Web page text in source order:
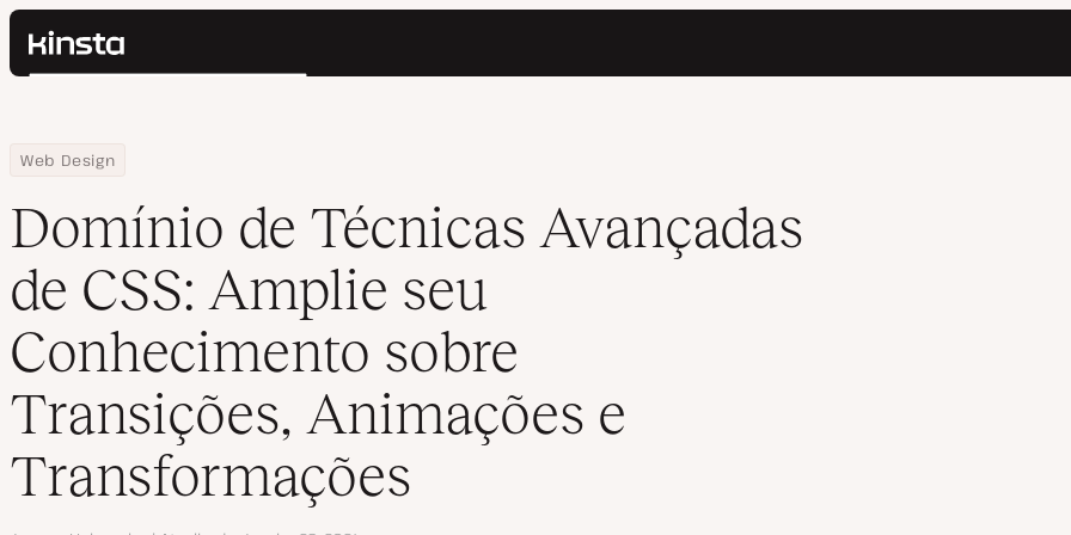
Kinsta®
Preços
Contato
Pesquisar
Home
Centro de Recursos
Blog
Web Design
Domínio de Técnicas Avançadas de CSS: Amplie seu Conhecimento sobre Transições, Animações e Transformações
Domínio de Técnicas Avançadas
de CSS: Amplie seu
Conhecimento sobre
Transições, Animações e
Transformações